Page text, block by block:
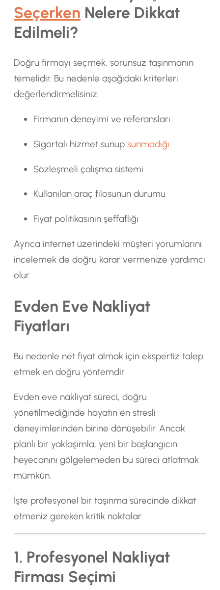
Seçerken Nelere Dikkat
Edilmeli?
Doğru firmayı seçmek, sorunsuz taşınmanın
temelidir. Bu nedenle aşağıdaki kriterleri
değerlendirmelisiniz:
Firmanın deneyimi ve referansları
Sigortalı hizmet sunup sunmadığı
Sözleşmeli çalışma sistemi
Kullanılan araç filosunun durumu
Fiyat politikasının şeffaflığı
Ayrıca internet üzerindeki müşteri yorumlarını
incelemek de doğru karar vermenize yardımcı
olur.
Evden Eve Nakliyat
Fiyatları
Bu nedenle net fiyat almak için ekspertiz talep
etmek en doğru yöntemdir.
Evden eve nakliyat süreci, doğru
yönetilmediğinde hayatın en stresli
deneyimlerinden birine dönüşebilir. Ancak
planlı bir yaklaşımla, yeni bir başlangıcın
heyecanını gölgelemeden bu süreci atlatmak
mümkün.
İşte profesyonel bir taşınma sürecinde dikkat
etmeniz gereken kritik noktalar:
1. Profesyonel Nakliyat
Firması Seçimi